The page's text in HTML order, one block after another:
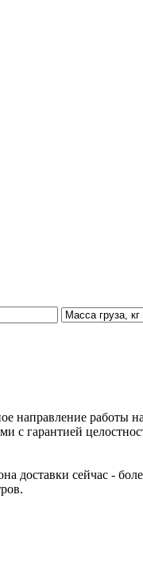
направление работы
с гарантией
доставки сейчас -